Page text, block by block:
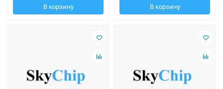
В корзину В корзину